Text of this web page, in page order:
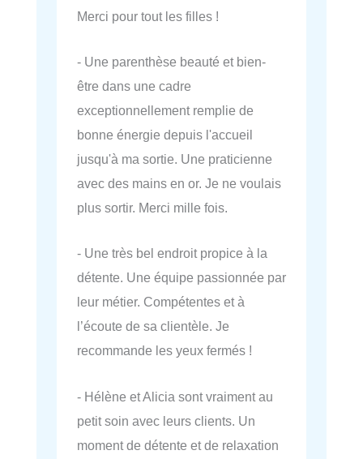
Merci pour tout les filles !
- Une parenthèse beauté et bien-
être dans une cadre
exceptionnellement remplie de
bonne énergie depuis l'accueil
jusqu'à ma sortie. Une praticienne
avec des mains en or. Je ne voulais
plus sortir. Merci mille fois.
- Une très bel endroit propice à la
détente. Une équipe passionnée par
leur métier. Compétentes et à
l’écoute de sa clientèle. Je
recommande les yeux fermés !
- Hélène et Alicia sont vraiment au
petit soin avec leurs clients. Un
moment de détente et de relaxation